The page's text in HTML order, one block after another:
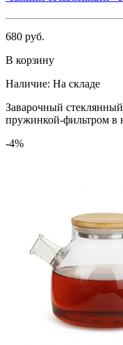
680 руб.
В корзину
Наличие: На складе
Заварочный
пружинкой-фильтром в
-4%